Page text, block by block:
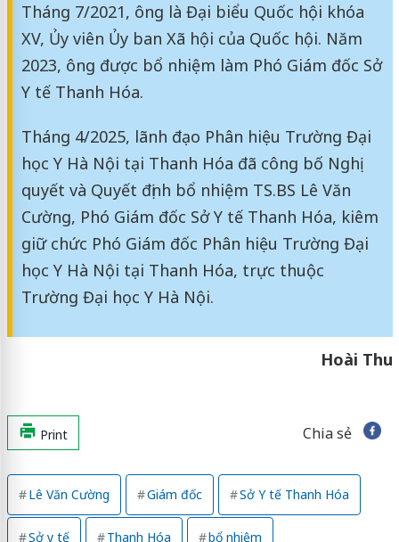
Tháng 7/2021, ông là Đại biểu Quốc hội khóa
XV, Ủy viên Ủy ban Xã hội của Quốc hội. Năm
2023, ông được bổ nhiệm làm Phó Giám đốc Sở
Y tế Thanh Hóa.
Tháng 4/2025, lãnh đạo Phân hiệu Trường Đại
học Y Hà Nội tại Thanh Hóa đã công bố Nghị
quyết và Quyết định bổ nhiệm TS.BS Lê Văn
Cường, Phó Giám đốc Sở Y tế Thanh Hóa, kiêm
giữ chức Phó Giám đốc Phân hiệu Trường Đại
học Y Hà Nội tại Thanh Hóa, trực thuộc
Trường Đại học Y Hà Nội.
Hoài Thu
Print Chia sẻ
Lê Văn Cường Giám đốc Sở Y tế Thanh Hóa
Sở y tế Thanh Hóa bổ nhiệm